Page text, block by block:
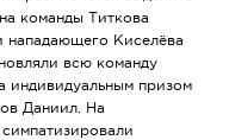
команды Титкова
нападающего Киселёва
всю команду
индивидуальным призом
Даниил. На